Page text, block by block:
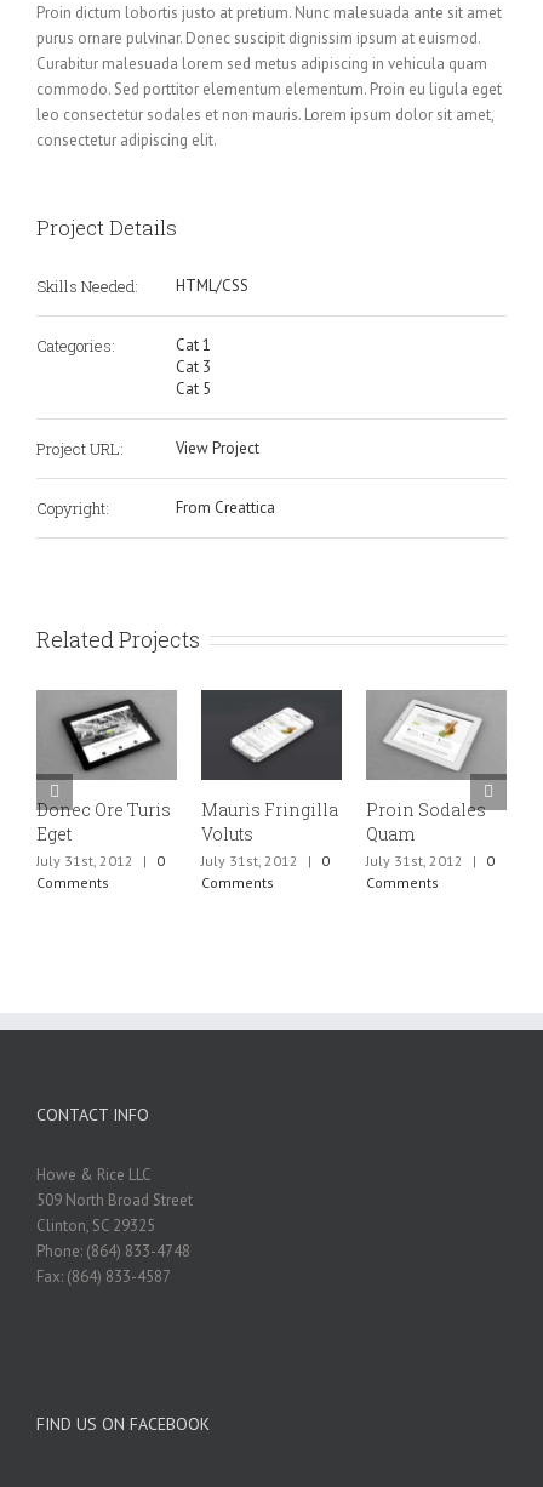
Proin dictum lobortis justo at pretium. Nunc malesuada ante sit amet
purus ornare pulvinar. Donec suscipit dignissim ipsum at euismod.
Curabitur malesuada lorem sed metus adipiscing in vehicula quam
commodo. Sed porttitor elementum elementum. Proin eu ligula eget
leo consectetur sodales et non mauris. Lorem ipsum dolor sit amet,
consectetur adipiscing elit.
Project Details
Skills Needed: HTML/CSS
Categories:
Cat 1
Cat 3
Cat 5
Project URL: View Project
Copyright: From Creattica
Related Projects
Donec Ore Turis
Eget
July 31st, 2012 |
0
Comments
Mauris Fringilla
Voluts
July 31st, 2012 |
0
Comments
Proin Sodales
Quam
July 31st, 2012 |
0
Comments
CONTACT INFO
Howe & Rice LLC
509 North Broad Street
Clinton, SC 29325
Phone: (864) 833-4748
Fax: (864) 833-4587
FIND US ON FACEBOOK